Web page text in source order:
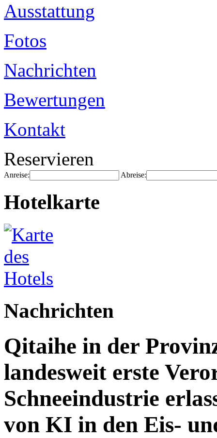
Ausstattung
Fotos
Nachrichten
Bewertungen
Kontakt
Reservieren
Anreise: Abreise:
Hotelkarte
Nachrichten
Qitaihe in der
landesweit erste
Schneeindustrie
von KI in den Eis-